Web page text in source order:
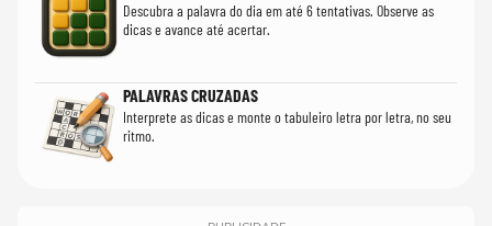
Descubra a palavra do dia em até 6 tentativas. Observe as
dicas e avance até acertar.
PALAVRAS CRUZADAS
Interprete as dicas e monte o tabuleiro letra por letra, no seu
ritmo.